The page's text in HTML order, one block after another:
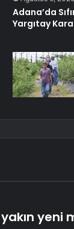
Adana’da
Yargıtay
yeni